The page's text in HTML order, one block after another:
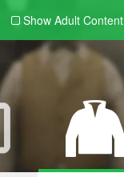
Show Adult Content